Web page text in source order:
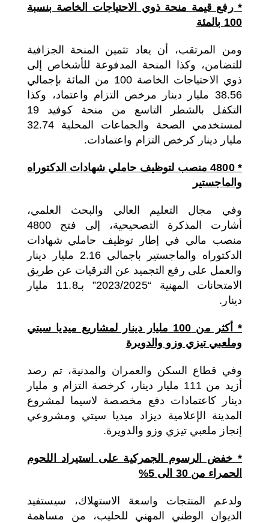
* رفع قيمة منحة ذوي الاحتياجات الخاصة بنسبة
100 بالمئة
ومن المرتقب، أن يعاد تثمين المنحة الجزافية
للتضامن، وكذا المنحة المدفوعة للأشخاص إلى
ذوي الاحتياجات الخاصة 100 من المائة بإجمالي
38.56 مليار دينار مرخص التزام واعتماد، وكذا
التكفل بالشطر التاسع من منحة كوفيد 19
لمستخدمي الصحة والجماعات المحلية 32.74
مليار دينار كرخص التزام واعتمادات.
* 4800 منصب لتوظيف حاملي شهادات الدكتوراه
والماجستير
وفي مجال التعليم العالي والبحث العلمي،
أشارت المذكرة التصحيحية، إلى فتح 4800
منصب مالي في إطار توظيف حاملي شهادات
الدكتوراه والماجستير باجمالي 2.16 مليار دينار
والعمل على رفع التجميد عن الترقيات عن طريق
الامتحانات المهنية “2023/2025” بـ11.8 مليار
دينار.
* أكثر من 100 مليار دينار لمشاريع ميديا سيتي
وملعبي تيزي وزو والدويرة
وفي قطاع السكن والعمران والمدنية، تم رصد
أزيد من 111 مليار دينار، كرخصة التزام و مليار
دينار كاعتمادات دفع مخصصة لاسيما لمشروع
المدينة الإعلامية ديزاد ميديا سيتي ومشروعي
إنجاز ملعبي تيزي وزو والدويرة.
* خفض الرسوم الجمركية على استيراد اللحوم
الحمراء من 30 الى 5%
ولدعم المنتجات واسعة الاستهلاك، سيستفيد
الديوان الوطني المهني للحليب، من مساهمة